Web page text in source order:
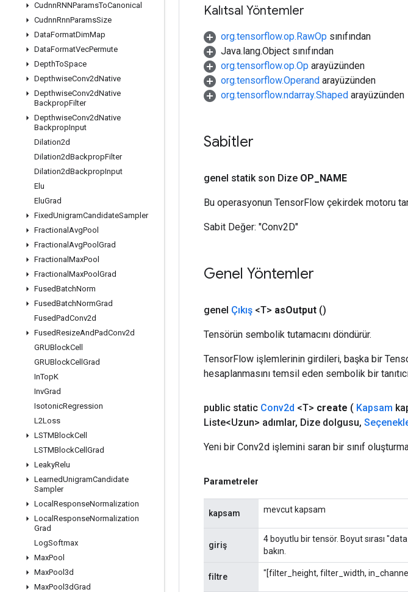
CudnnRNNParamsToCanonical
CudnnRnnParamsSize
DataFormatDimMap
DataFormatVecPermute
DepthToSpace
DepthwiseConv2dNative
DepthwiseConv2dNative
BackpropFilter
DepthwiseConv2dNative
BackpropInput
Dilation2d
Dilation2dBackpropFilter
Dilation2dBackpropInput
Elu
EluGrad
FixedUnigramCandidateSampler
Fractional AvgPool
Fractional AvgPool Grad
Fractional MaxPool
Fractional MaxPool Grad
FusedBatchNorm
FusedBatchNormGrad
FusedPadConv2d
FusedResizeAndPadConv2d
GRUBlockCell
GRUBlockCell Grad
InTopK
InvGrad
IsotonicRegression
L2Loss
LSTMBlockCell
LSTMBlockCell Grad
LeakyRelu
LearnedUnigramCandidate
Sampler
Local ResponseNormalization
Local ResponseNormalization
Grad
LogSoftmax
MaxPool
MaxPool3d
MaxPool3dGrad
Kalıtsal Yöntemler
org.tensorflow.op.RawOp sınıfından
Java.lang.Object sınıfından
org.tensorflow.op.Op arayüzünden
org.tensorflow.Operand arayüzünden
org.tensorflow.ndarray.Shaped arayüzünden
Sabitler
genel statik son Dize OP NAME
Bu operasyonun TensorFlow çekirdek motoru
Sabit Değer: "Conv2D"
Genel Yöntemler
genel Çıkış <T> asOutput ()
Tensörün sembolik tutamacını döndürür.
TensorFlow işlemlerinin girdileri, başka bir
hesaplanmasını temsil eden sembolik bir
public static Conv2d <T> create ( Kapsam
Liste<Uzun> adımlar, Dize dolgusu,
Yeni bir Conv2d işlemini saran bir sınıf
Parametreler
kapsam mevcut kapsam
giriş
4 boyutlu bir tensör. Boyut sırası
bakın.
filtre "[filter_height, filter_width,